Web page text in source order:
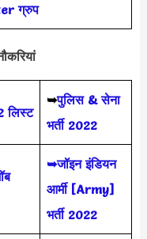
ग्रुप
लिस्ट
➥पुलिस & सेना
भर्ती 2022
➥जॉइन इंडियन
आर्मी [Army]
भर्ती 2022